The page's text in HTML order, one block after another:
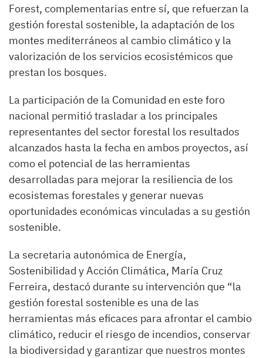
Forest, complementarias entre sí, que refuerzan la
gestión forestal sostenible, la adaptación de los
montes mediterráneos al cambio climático y la
valorización de los servicios ecosistémicos que
prestan los bosques.
La participación de la Comunidad en este foro
nacional permitió trasladar a los principales
representantes del sector forestal los resultados
alcanzados hasta la fecha en ambos proyectos, así
como el potencial de las herramientas
desarrolladas para mejorar la resiliencia de los
ecosistemas forestales y generar nuevas
oportunidades económicas vinculadas a su gestión
sostenible.
La secretaria autonómica de Energía,
Sostenibilidad y Acción Climática, María Cruz
Ferreira, destacó durante su intervención que “la
gestión forestal sostenible es una de las
herramientas más eficaces para afrontar el cambio
climático, reducir el riesgo de incendios, conservar
la biodiversidad y garantizar que nuestros montes